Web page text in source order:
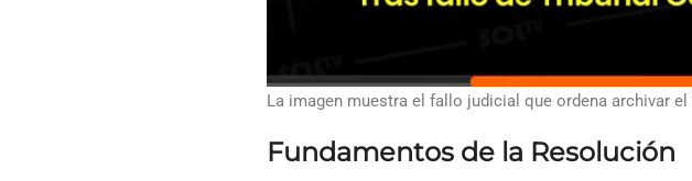
La imagen muestra el fallo judicial que ordena archivar
Fundamentos de la Resolución